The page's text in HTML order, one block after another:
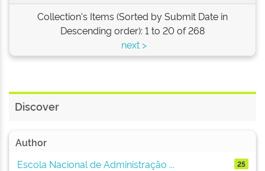
Collection's Items (Sorted by Submit Date in
Descending order): 1 to 20 of 268
next >
Discover
Author
Escola Nacional de Administração ...
25